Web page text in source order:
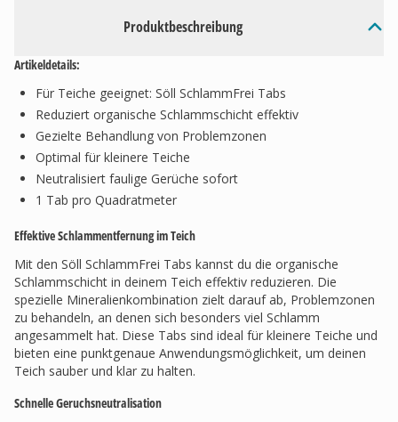
Produktbeschreibung
Artikeldetails:
Für Teiche geeignet: Söll SchlammFrei Tabs
Reduziert organische Schlammschicht effektiv
Gezielte Behandlung von Problemzonen
Optimal für kleinere Teiche
Neutralisiert faulige Gerüche sofort
1 Tab pro Quadratmeter
Effektive Schlammentfernung im Teich
Mit den Söll SchlammFrei Tabs kannst du die organische
Schlammschicht in deinem Teich effektiv reduzieren. Die
spezielle Mineralienkombination zielt darauf ab, Problemzonen
zu behandeln, an denen sich besonders viel Schlamm
angesammelt hat. Diese Tabs sind ideal für kleinere Teiche und
bieten eine punktgenaue Anwendungsmöglichkeit, um deinen
Teich sauber und klar zu halten.
Schnelle Geruchsneutralisation